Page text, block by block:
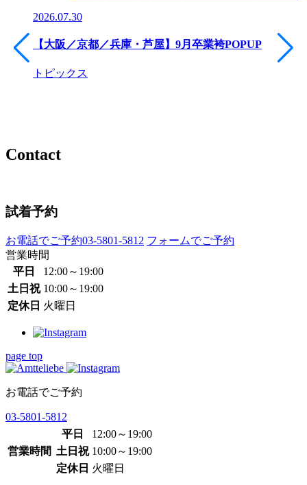
2026.07.30
【大阪／京都／兵庫・芦屋】9月卒業袴POPUP
トピックス
Contact
試着予約
お電話でご予約03-5801-5812 フォームでご予約
営業時間
平日
12:00～19:00
土日祝 10:00～19:00
定休日 火曜日
page top
お電話でご予約
03-5801-5812
営業時間
平日
12:00～19:00
土日祝 10:00～19:00
定休日 火曜日